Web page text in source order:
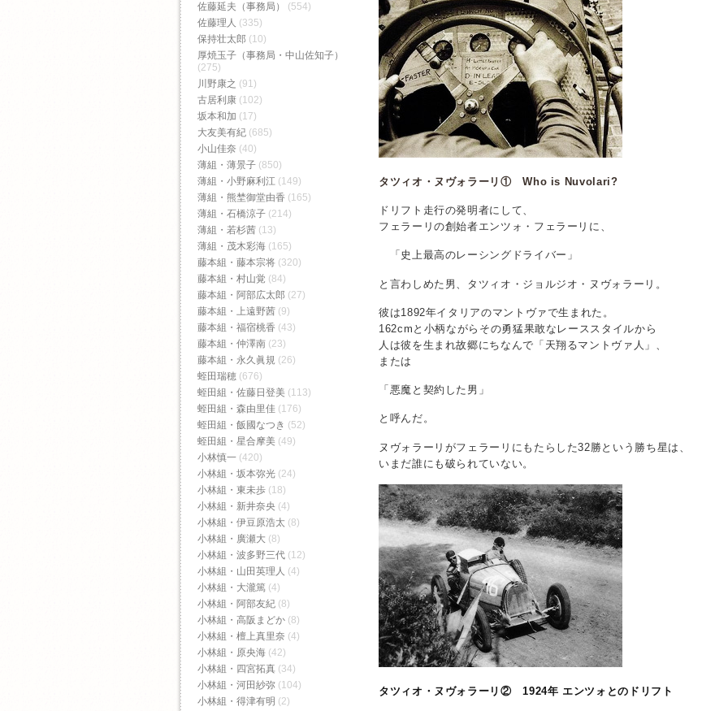
タツィオ・ヌヴォラーリ① Who is Nuvolari?
ドリフト走行の発明者にして、
フェラーリの創始者エンツォ・フェラーリに、
「史上最高のレーシングドライバー」
と言わしめた男、タツィオ・ジョルジオ・ヌヴォラーリ。
彼は1892年イタリアのマントヴァで生まれた。
162cmと小柄ながらその勇猛果敢なレーススタイルから
人は彼を生まれ故郷にちなんで「天翔るマントヴァ人」、
または
「悪魔と契約した男」
と呼んだ。
ヌヴォラーリがフェラーリにもたらした32勝という勝ち星は、
いまだ誰にも破られていない。
タツィオ・ヌヴォラーリ② 1924年 エンツォとのドリフト
佐藤延夫（事務局）
(554)
佐藤理人 (335)
保持壮太郎 (10)
厚焼玉子（事務局・中山佐知子）
(275)
川野康之 (91)
古居利康 (102)
坂本和加 (17)
大友美有紀 (685)
小山佳奈 (40)
薄組・薄景子 (850)
薄組・小野麻利江 (149)
薄組・熊埜御堂由香 (165)
薄組・石橋涼子 (214)
薄組・若杉茜 (13)
薄組・茂木彩海 (165)
藤本組・藤本宗将 (320)
藤本組・村山覚 (84)
藤本組・阿部広太郎 (27)
藤本組・上遠野茜 (9)
藤本組・福宿桃香‬ (43)
藤本組・仲澤南 (23)
藤本組・永久眞規 (26)
蛭田瑞穂 (676)
蛭田組・佐藤日登美 (113)
蛭田組・森由里佳 (176)
蛭田組・飯國なつき (52)
蛭田組・星合摩美 (49)
小林慎一 (420)
小林組・坂本弥光 (24)
小林組・東未歩 (18)
小林組・新井奈央 (4)
小林組・伊豆原浩太 (8)
小林組・廣瀬大 (8)
小林組・波多野三代 (12)
小林組・山田英理人 (4)
小林組・大瀧篤 (4)
小林組・阿部友紀 (8)
小林組・高阪まどか (8)
小林組・檀上真里奈 (4)
小林組・原央海 (42)
小林組・四宮拓真 (34)
小林組・河田紗弥 (104)
小林組・得津有明 (2)